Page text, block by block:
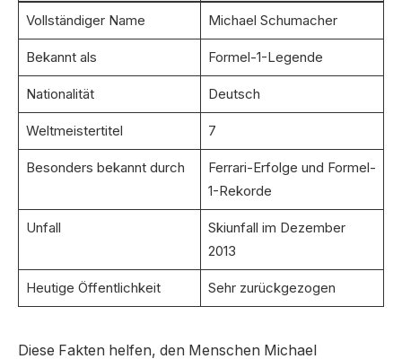
Vollständiger Name Michael Schumacher
Bekannt als Formel-1-Legende
Nationalität Deutsch
Weltmeistertitel 7
Besonders bekannt durch
Ferrari-Erfolge und Formel-
1-Rekorde
Unfall
Skiunfall im Dezember
2013
Heutige Öffentlichkeit Sehr zurückgezogen
Diese Fakten helfen, den Menschen Michael